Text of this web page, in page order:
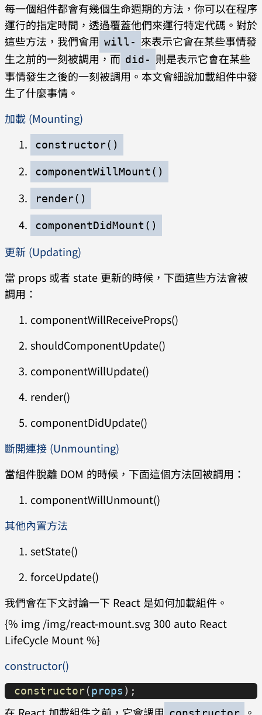
每一個組件都會有幾個生命週期的方法，你可以在程序
運行的指定時間，透過覆蓋他們來運行特定代碼。對於
這些方法，我們會用 will- 來表示它會在某些事情發
生之前的一刻被調用，而 did- 則是表示它會在某些
事情發生之後的一刻被調用。本文會細說加載組件中發
生了什麼事情。
加載 (Mounting)
constructor()
componentWillMount()
render()
componentDidMount()
更新 (Updating)
當 props 或者 state 更新的時候，下面這些方法會被
調用：
componentWillReceiveProps()
shouldComponentUpdate()
componentWillUpdate()
render()
componentDidUpdate()
斷開連接 (Unmounting)
當組件脫離 DOM 的時候，下面這個方法回被調用：
componentWillUnmount()
其他內置方法
setState()
forceUpdate()
我們會在下文討論一下 React 是如何加載組件。
{% img /img/react-mount.svg 300 auto React
LifeCycle Mount %}
constructor()
constructor(props );